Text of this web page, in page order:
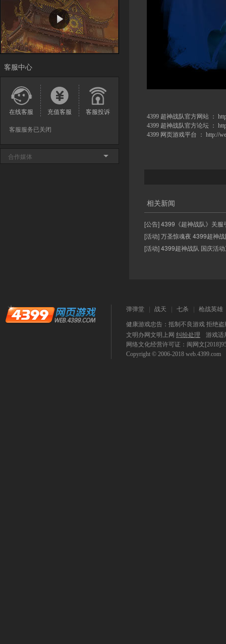
客服中心
在线客服 充值客服 客服投诉
客服服务已关闭
合作媒体
4399 超神战队官方网站 ：
4399 超神战队官方论坛 ：
4399 网页游戏平台 ： http://
相关新闻
[公告] 4399《超神战队》关服
[活动] 万圣惊魂夜 4399超神
[活动] 4399超神战队 国庆活
弹弹堂 战天 七杀 枪战英雄
健康游戏忠告：抵制不良游戏 拒绝
文明办网文明上网 纠纷处理
游戏适
网络文化经营许可证：闽网文
Copyright © 2006-2018 web.4399.com